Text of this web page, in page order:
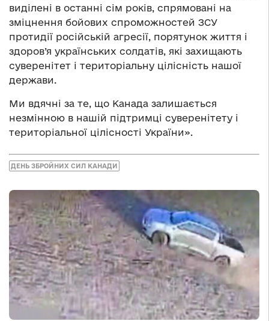
виділені в останні сім років, спрямовані на
зміцнення бойових спроможностей ЗСУ
протидії російській агресії, порятунок життя і
здоров’я українських солдатів, які захищають
суверенітет і територіальну цілісність нашої
держави.
Ми вдячні за те, що Канада залишається
незмінною в нашій підтримці суверенітету і
територіальної цілісності України».
ДЕНЬ ЗБРОЙНИХ СИЛ КАНАДИ